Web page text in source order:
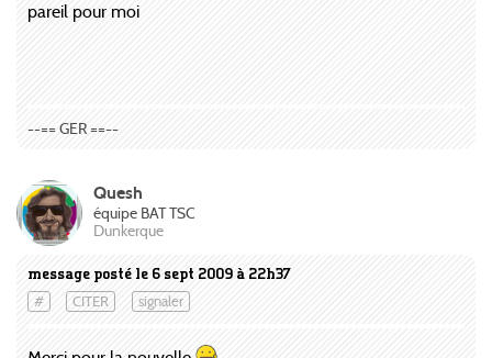
pareil pour moi
--== GER ==--
message posté le 6 sept 2009 à 22h37
# CITER signaler
Quesh
équipe BAT TSC
Dunkerque